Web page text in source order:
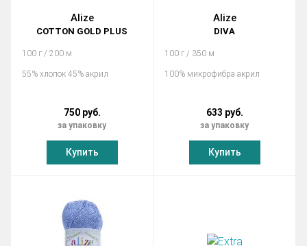
Alize
COTTON GOLD PLUS
100 г / 200 м
55% хлопок 45% акрил
750 руб.
за упаковку
Купить
Alize
DIVA
100 г / 350 м
100% микрофибра акрил
633 руб.
за упаковку
Купить